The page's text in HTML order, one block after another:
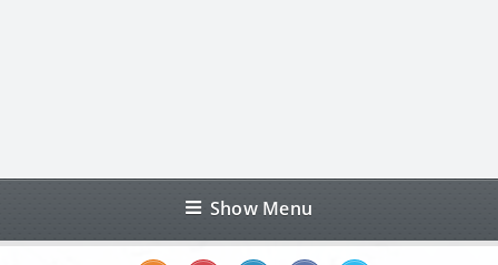
Show Menu